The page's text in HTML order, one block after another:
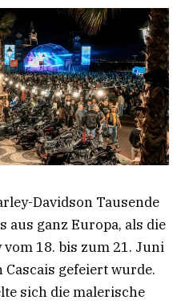
Davidson Tausende
ganz Europa, als die
vom 18. bis zum 21. Juni
gefeiert wurde.
sich die malerische